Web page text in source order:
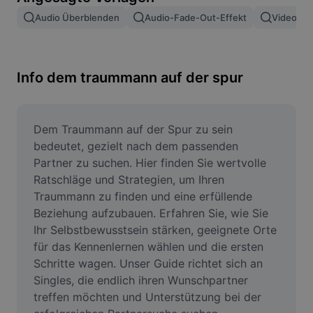
Bildhintergrund entfernen
Bildoptimierung
Online-Fotoeditor
Meme-Generator
AI Text Remover
AI People Remover
AI Inpainting
Face Cutout
Audio Überblenden Audio-Fade-Out-Effekt Video
Info dem traummann auf der spur
Dem Traummann auf der Spur zu sein
bedeutet, gezielt nach dem passenden
Partner zu suchen. Hier finden Sie wertvolle
Ratschläge und Strategien, um Ihren
Traummann zu finden und eine erfüllende
Beziehung aufzubauen. Erfahren Sie, wie Sie
Ihr Selbstbewusstsein stärken, geeignete Orte
für das Kennenlernen wählen und die ersten
Schritte wagen. Unser Guide richtet sich an
Singles, die endlich ihren Wunschpartner
treffen möchten und Unterstützung bei der